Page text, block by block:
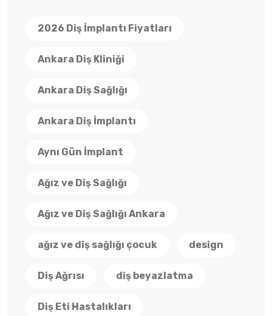
2026 Diş İmplantı Fiyatları
Ankara Diş Kliniği
Ankara Diş Sağlığı
Ankara Diş İmplantı
Aynı Gün İmplant
Ağız ve Diş Sağlığı
Ağız ve Diş Sağlığı Ankara
ağız ve diş sağlığı çocuk design
Diş Ağrısı diş beyazlatma
Diş Eti Hastalıkları